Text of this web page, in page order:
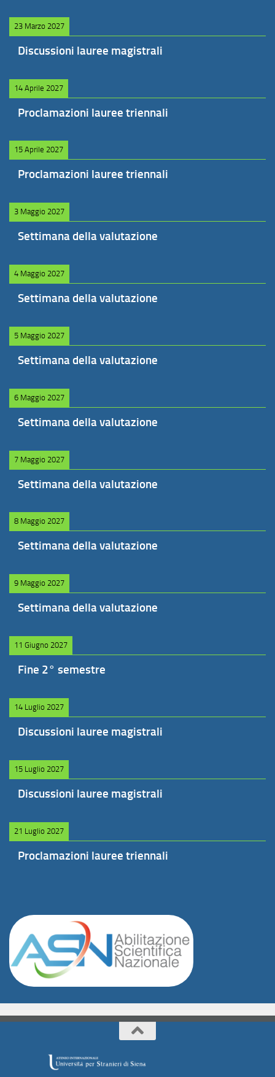
23 Marzo 2027
Discussioni lauree magistrali
14 Aprile 2027
Proclamazioni lauree triennali
15 Aprile 2027
Proclamazioni lauree triennali
3 Maggio 2027
Settimana della valutazione
4 Maggio 2027
Settimana della valutazione
5 Maggio 2027
Settimana della valutazione
6 Maggio 2027
Settimana della valutazione
7 Maggio 2027
Settimana della valutazione
8 Maggio 2027
Settimana della valutazione
9 Maggio 2027
Settimana della valutazione
11 Giugno 2027
Fine 2° semestre
14 Luglio 2027
Discussioni lauree magistrali
15 Luglio 2027
Discussioni lauree magistrali
21 Luglio 2027
Proclamazioni lauree triennali